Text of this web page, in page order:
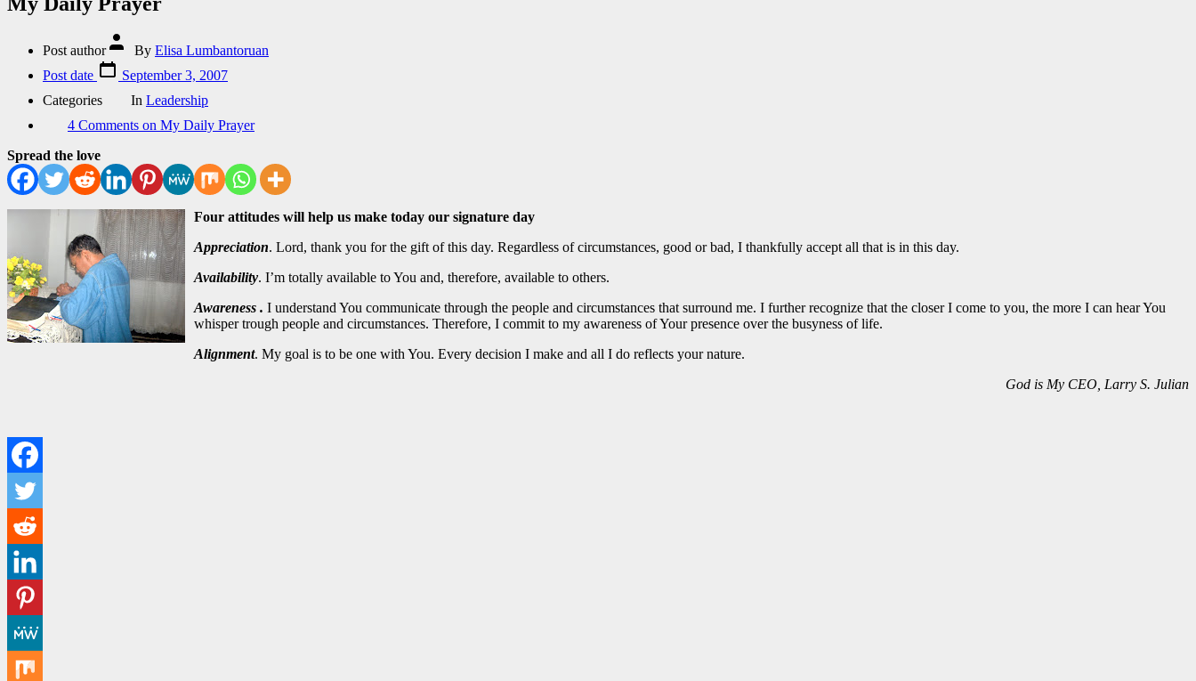
Post author By Elisa Lumbantoruan
Post date
September 3, 2007
Categories
In Leadership
4 Comments on My Daily Prayer
Spread the love
Four attitudes will help us make today our signature day
Appreciation. Lord, thank you for the gift of this day. Regardless of circumstances, good or bad, I thankfully accept all that is in this day.
Availability. I’m totally available to You and, therefore, available to others.
Awareness . I understand You communicate through the people and circumstances that surround me. I further recognize that the closer I come to you, the more I can hear You
whisper trough people and circumstances. Therefore, I commit to my awareness of Your presence over the busyness of life.
Alignment. My goal is to be one with You. Every decision I make and all I do reflects your nature.
God is My CEO, Larry S. Julian